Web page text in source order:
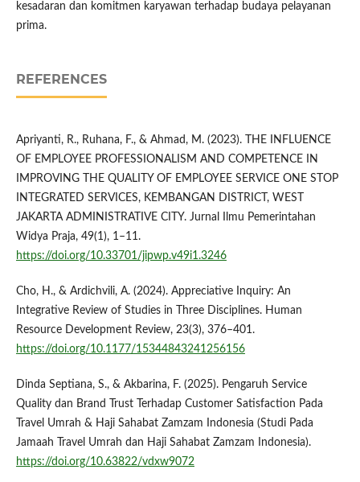
kesadaran dan komitmen karyawan terhadap budaya pelayanan
prima.
REFERENCES
Apriyanti, R., Ruhana, F., & Ahmad, M. (2023). THE INFLUENCE
OF EMPLOYEE PROFESSIONALISM AND COMPETENCE IN
IMPROVING THE QUALITY OF EMPLOYEE SERVICE ONE STOP
INTEGRATED SERVICES, KEMBANGAN DISTRICT, WEST
JAKARTA ADMINISTRATIVE CITY. Jurnal Ilmu Pemerintahan
Widya Praja, 49(1), 1–11.
https://doi.org/10.33701/jipwp.v49i1.3246
Cho, H., & Ardichvili, A. (2024). Appreciative Inquiry: An
Integrative Review of Studies in Three Disciplines. Human
Resource Development Review, 23(3), 376–401.
https://doi.org/10.1177/15344843241256156
Dinda Septiana, S., & Akbarina, F. (2025). Pengaruh Service
Quality dan Brand Trust Terhadap Customer Satisfaction Pada
Travel Umrah & Haji Sahabat Zamzam Indonesia (Studi Pada
Jamaah Travel Umrah dan Haji Sahabat Zamzam Indonesia).
https://doi.org/10.63822/vdxw9072